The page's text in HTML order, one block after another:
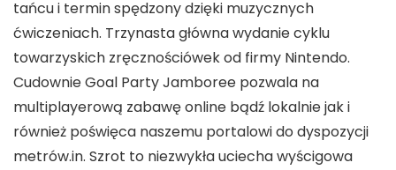
tańcu i termin spędzony dzięki muzycznych
ćwiczeniach. Trzynasta główna wydanie cyklu
towarzyskich zręcznościówek od firmy Nintendo.
Cudownie Goal Party Jamboree pozwala na
multiplayerową zabawę online bądź lokalnie jak i
również poświęca naszemu portalowi do dyspozycji
metrów.in. Szrot to niezwykła uciecha wyścigowa